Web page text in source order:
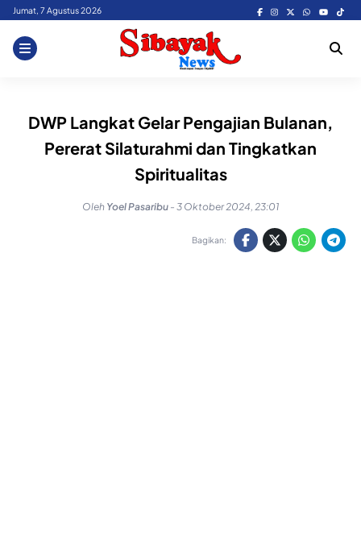
Skip
content
Jumat, 7 Agustus 2026
DWP Langkat Gelar Pengajian Bulanan,
Pererat Silaturahmi dan Tingkatkan
Spiritualitas
Oleh Yoel Pasaribu - 3 Oktober 2024, 23:01
Bagikan: